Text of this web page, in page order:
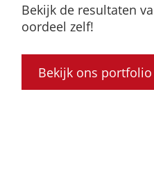
Bekijk de resultaten
oordeel zelf!
Bekijk ons portfolio